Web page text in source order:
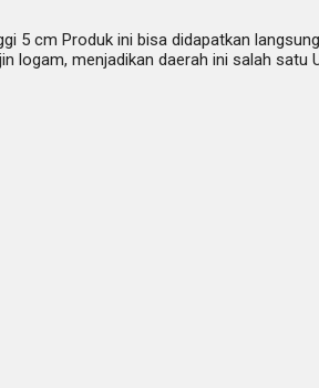
cm Produk ini bisa didapatkan
menjadikan daerah ini salah satu